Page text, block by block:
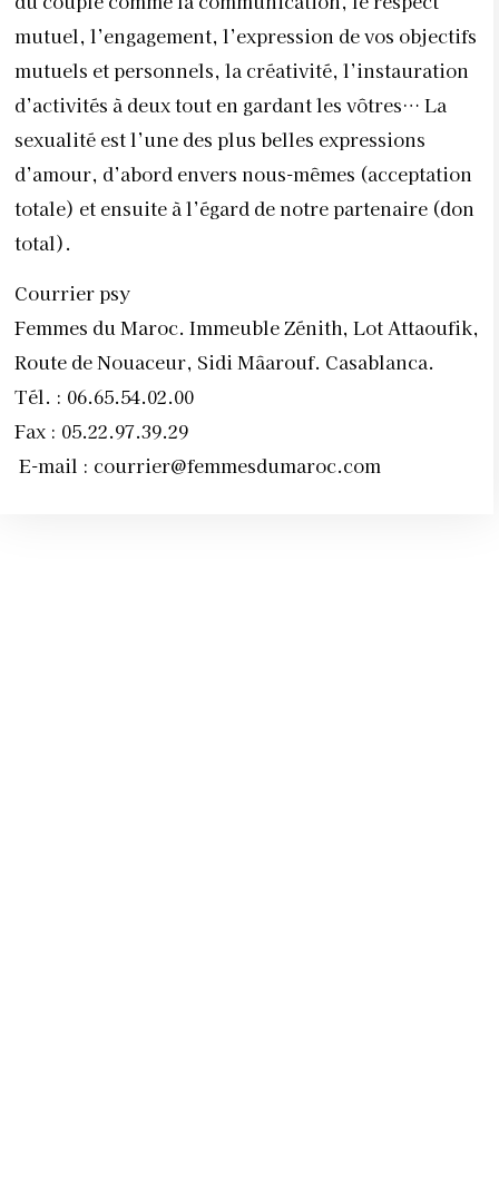
mutuel, l’engagement, l’expression de vos objectifs
mutuels et personnels, la créativité, l’instauration
d’activités à deux tout en gardant les vôtres… La
sexualité est l’une des plus belles expressions
d’amour, d’abord envers nous-mêmes (acceptation
totale) et ensuite à l’égard de notre partenaire (don
total).
Courrier psy
Femmes du Maroc. Immeuble Zénith, Lot Attaoufik,
Route de Nouaceur, Sidi Mâarouf. Casablanca.
Tél. : 06.65.54.02.00
Fax : 05.22.97.39.29
E-mail : courrier@femmesdumaroc.com